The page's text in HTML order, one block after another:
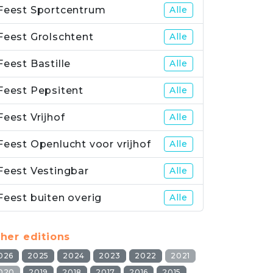
Sportcentrum Alle
Grolschtent Alle
Bastille Alle
Pepsitent Alle
Vrijhof Alle
Openlucht voor vrijhof Alle
Vestingbar Alle
buiten overig Alle
editions
2025 2024 2023 2022
2021